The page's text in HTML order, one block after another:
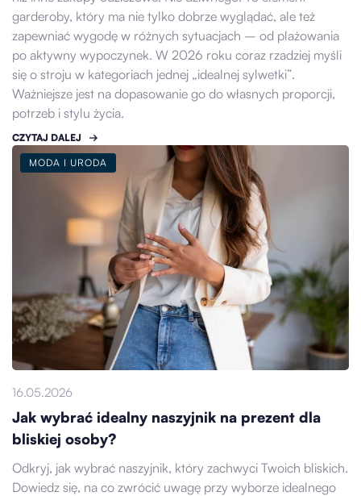
garderoby, który ma nie tylko dobrze wyglądać, ale też
zapewniać wygodę w różnych sytuacjach – od plażowania
po aktywny wypoczynek. W 2026 roku coraz rzadziej myśli
się o stroju w kategoriach jednej „idealnej sylwetki”.
Ważniejsze jest na dopasowanie go do własnych proporcji,
potrzeb i stylu życia.
CZYTAJ DALEJ
MODA I URODA
16.05.2026
Jak wybrać idealny naszyjnik na prezent dla
bliskiej osoby?
Odkryj, jak wybrać naszyjnik, który zachwyci Twoich bliskich.
Dowiedz się, na co zwrócić uwagę przy wyborze idealnego